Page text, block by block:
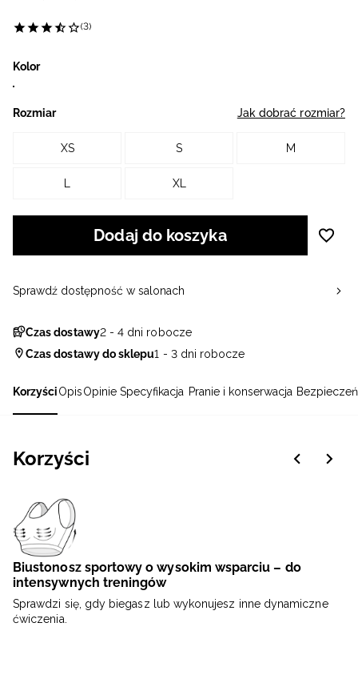
KorzyściOpisOpinie Specyfikacja Pranie i konserwacja
Korzyści
Biustonosz sportowy o wysokim wsparciu – do
intensywnych treningów
Sprawdzi się, gdy biegasz lub wykonujesz inne dynamiczne
ćwiczenia.
(3)
Kolor
Rozmiar Jak dobrać rozmiar?
XS S M
L XL
Dodaj do koszyka
Czas dostawy2 - 4 dni robocze
Czas dostawy do sklepu1 - 3 dni robocze
Sprawdź dostępność w salonach